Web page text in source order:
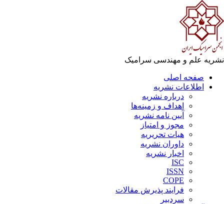
علم و مهندسی سرامیک
صفحه اصلی
اطلاعات نشریه
درباره نشریه
اهداف و زمینه‌ها
آیین نامه نشریه
مجوز و امتیاز
هیات تحریریه
داوران نشریه
اخبار نشریه
ISC
ISSN
COPE
فرایند پذیرش مقالات
سردبیر